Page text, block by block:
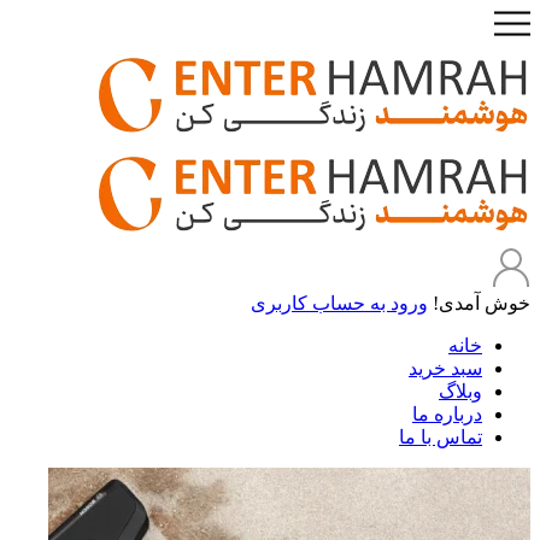
خوش آمدی! ورود به حساب کاربری
خانه
سبد خرید
وبلاگ
درباره ما
تماس با ما